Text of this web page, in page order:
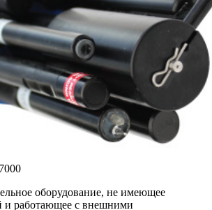
оборудование, не имеющее
и работающее с внешними